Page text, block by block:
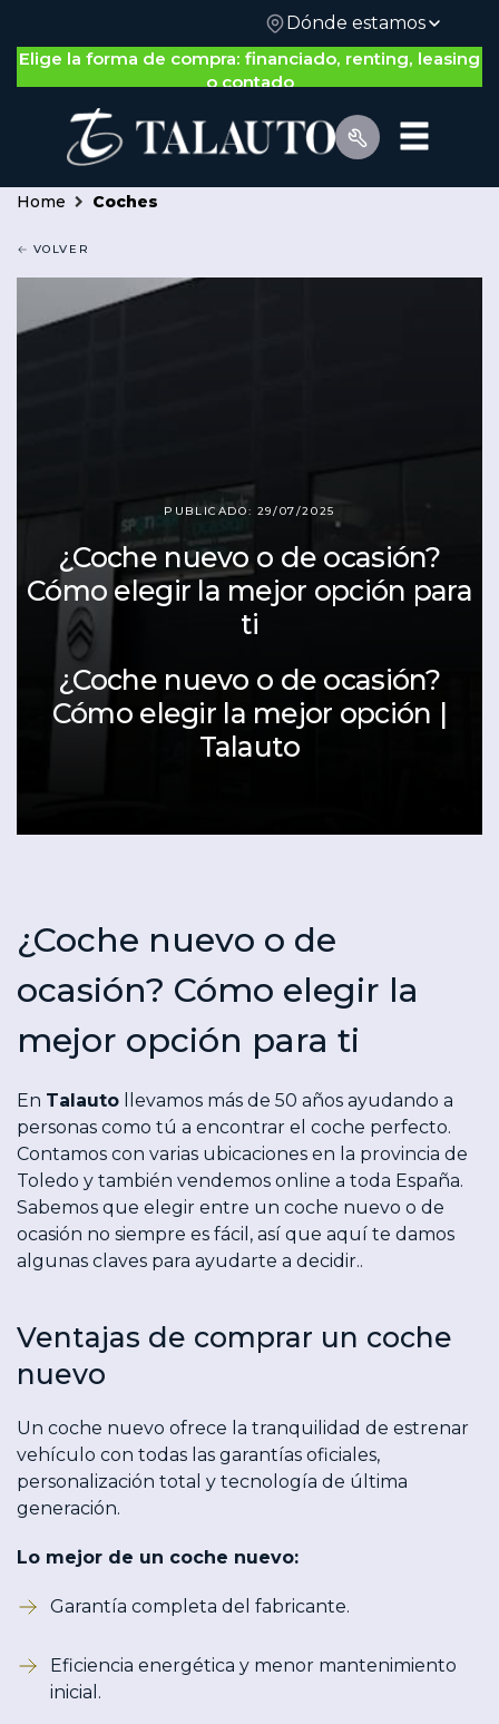
Dónde estamos
Elige la forma de compra: financiado, renting, leasing
o contado
Vehículos
nuevos
y
Ocasión
Cita
Taller
Home Coches
VOLVER
PUBLICADO: 29/07/2025
¿Coche nuevo o de ocasión?
Cómo elegir la mejor opción para
ti
¿Coche nuevo o de ocasión?
Cómo elegir la mejor opción |
Talauto
¿Coche nuevo o de
ocasión? Cómo elegir la
mejor opción para ti
En Talauto llevamos más de 50 años ayudando a
personas como tú a encontrar el coche perfecto.
Contamos con varias ubicaciones en la provincia de
Toledo y también vendemos online a toda España.
Sabemos que elegir entre un coche nuevo o de
ocasión no siempre es fácil, así que aquí te damos
algunas claves para ayudarte a decidir..
Ventajas de comprar un coche
nuevo
Un coche nuevo ofrece la tranquilidad de estrenar
vehículo con todas las garantías oficiales,
personalización total y tecnología de última
generación.
Lo mejor de un coche nuevo:
Garantía completa del fabricante.
Eficiencia energética y menor mantenimiento
inicial.